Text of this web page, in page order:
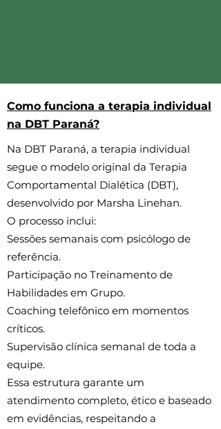
Como funciona a terapia individual
na DBT Paraná?
Na DBT Paraná, a terapia individual
segue o modelo original da Terapia
Comportamental Dialética (DBT),
desenvolvido por Marsha Linehan.
O processo inclui:
Sessões semanais com psicólogo de
referência.
Participação no Treinamento de
Habilidades em Grupo.
Coaching telefônico em momentos
críticos.
Supervisão clínica semanal de toda a
equipe.
Essa estrutura garante um
atendimento completo, ético e baseado
em evidências, respeitando a